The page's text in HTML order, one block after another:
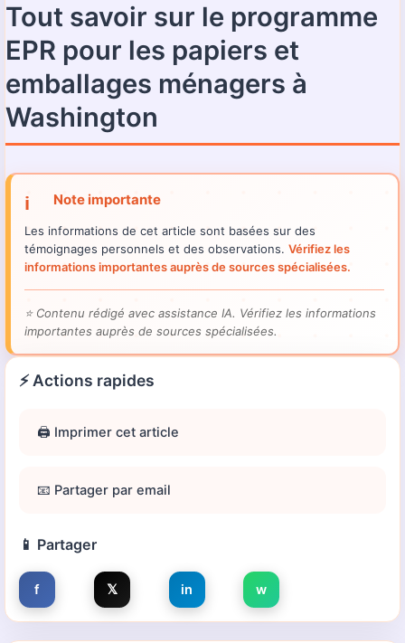
Tout savoir sur le programme
EPR pour les papiers et
emballages ménagers à
Washington
ℹ️ Note importante
Les informations de cet article sont basées sur des
témoignages personnels et des observations. Vérifiez les
informations importantes auprès de sources spécialisées.
⭐ Contenu rédigé avec assistance IA. Vérifiez les informations
importantes auprès de sources spécialisées.
⚡ Actions rapides
🖨️ Imprimer cet article
📧 Partager par email
📱 Partager
f 𝕏 in w